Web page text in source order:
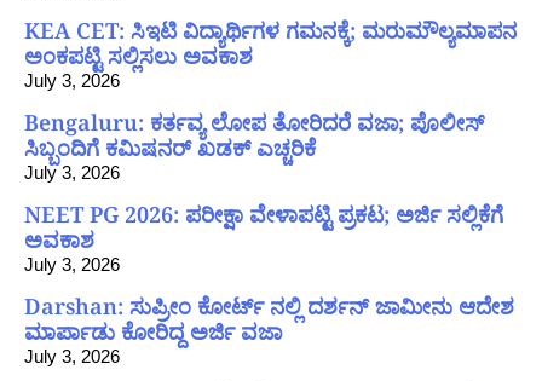
KEA CET: ಸಿಇಟಿ ವಿದ್ಯಾರ್ಥಿಗಳ ಗಮನಕ್ಕೆ; ಮರುಮೌಲ್ಯಮಾಪನ
ಅಂಕಪಟ್ಟಿ ಸಲ್ಲಿಸಲು ಅವಕಾಶ
July 3, 2026
Bengaluru: ಕರ್ತವ್ಯ ಲೋಪ ತೋರಿದರೆ ವಜಾ; ಪೊಲೀಸ್
ಸಿಬ್ಬಂದಿಗೆ ಕಮಿಷನರ್ ಖಡಕ್ ಎಚ್ಚರಿಕೆ
July 3, 2026
NEET PG 2026: ಪರೀಕ್ಷಾ ವೇಳಾಪಟ್ಟಿ ಪ್ರಕಟ; ಅರ್ಜಿ ಸಲ್ಲಿಕೆಗೆ
ಅವಕಾಶ
July 3, 2026
Darshan: ಸುಪ್ರೀಂ ಕೋರ್ಟ್ ನಲ್ಲಿ ದರ್ಶನ್ ಜಾಮೀನು ಆದೇಶ
ಮಾರ್ಪಾಡು ಕೋರಿದ್ದ ಅರ್ಜಿ ವಜಾ
July 3, 2026